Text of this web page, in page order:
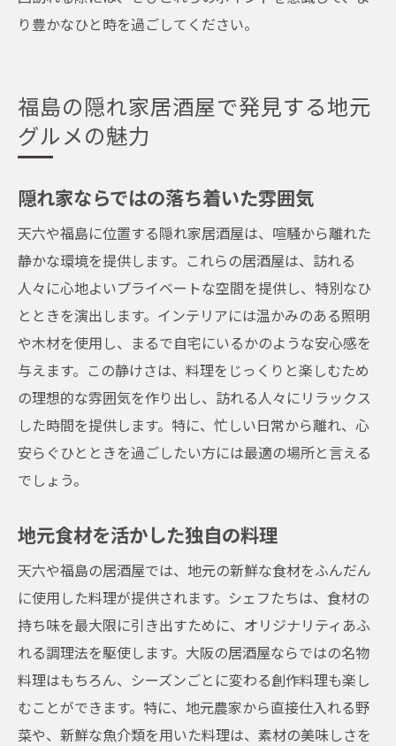
り豊かなひと時を過ごしてください。
福島の隠れ家居酒屋で発見する地元
グルメの魅力
隠れ家ならではの落ち着いた雰囲気
天六や福島に位置する隠れ家居酒屋は、喧騒から離れた
静かな環境を提供します。これらの居酒屋は、訪れる
人々に心地よいプライベートな空間を提供し、特別なひ
とときを演出します。インテリアには温かみのある照明
や木材を使用し、まるで自宅にいるかのような安心感を
与えます。この静けさは、料理をじっくりと楽しむため
の理想的な雰囲気を作り出し、訪れる人々にリラックス
した時間を提供します。特に、忙しい日常から離れ、心
安らぐひとときを過ごしたい方には最適の場所と言える
でしょう。
地元食材を活かした独自の料理
天六や福島の居酒屋では、地元の新鮮な食材をふんだん
に使用した料理が提供されます。シェフたちは、食材の
持ち味を最大限に引き出すために、オリジナリティあふ
れる調理法を駆使します。大阪の居酒屋ならではの名物
料理はもちろん、シーズンごとに変わる創作料理も楽し
むことができます。特に、地元農家から直接仕入れる野
菜や、新鮮な魚介類を用いた料理は、素材の美味しさを